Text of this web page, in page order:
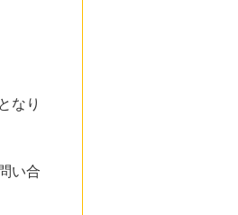
なり
い合